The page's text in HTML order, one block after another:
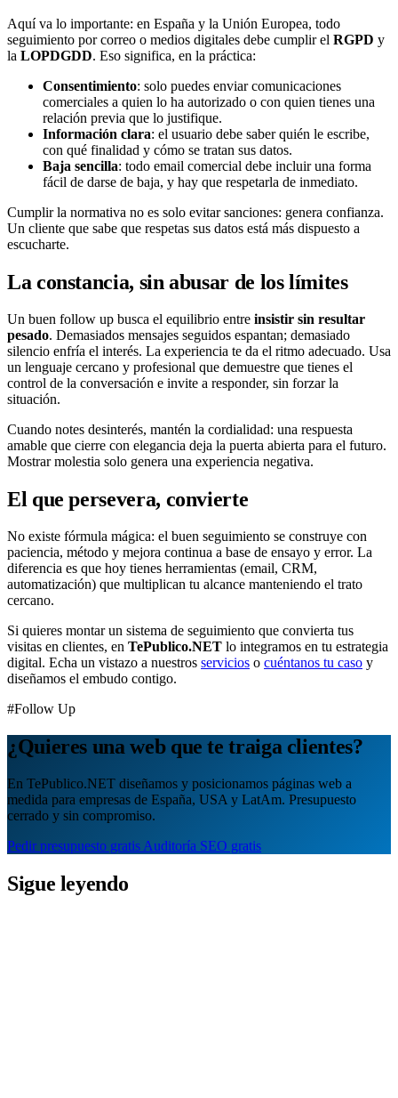
Aquí va lo importante: en España y la Unión Europea, todo
seguimiento por correo o medios digitales debe cumplir el RGPD y
la LOPDGDD. Eso significa, en la práctica:
Consentimiento: solo puedes enviar comunicaciones
comerciales a quien lo ha autorizado o con quien tienes una
relación previa que lo justifique.
Información clara: el usuario debe saber quién le escribe,
con qué finalidad y cómo se tratan sus datos.
Baja sencilla: todo email comercial debe incluir una forma
fácil de darse de baja, y hay que respetarla de inmediato.
Cumplir la normativa no es solo evitar sanciones: genera confianza.
Un cliente que sabe que respetas sus datos está más dispuesto a
escucharte.
La constancia, sin abusar de los límites
Un buen follow up busca el equilibrio entre insistir sin resultar
pesado. Demasiados mensajes seguidos espantan; demasiado
silencio enfría el interés. La experiencia te da el ritmo adecuado. Usa
un lenguaje cercano y profesional que demuestre que tienes el
control de la conversación e invite a responder, sin forzar la
situación.
Cuando notes desinterés, mantén la cordialidad: una respuesta
amable que cierre con elegancia deja la puerta abierta para el futuro.
Mostrar molestia solo genera una experiencia negativa.
El que persevera, convierte
No existe fórmula mágica: el buen seguimiento se construye con
paciencia, método y mejora continua a base de ensayo y error. La
diferencia es que hoy tienes herramientas (email, CRM,
automatización) que multiplican tu alcance manteniendo el trato
cercano.
Si quieres montar un sistema de seguimiento que convierta tus
visitas en clientes, en TePublico.NET lo integramos en tu estrategia
digital. Echa un vistazo a nuestros servicios o cuéntanos tu caso y
diseñamos el embudo contigo.
#Follow Up
¿Quieres una web que te traiga clientes?
En TePublico.NET diseñamos y posicionamos páginas web a
medida para empresas de España, USA y LatAm. Presupuesto
cerrado y sin compromiso.
Pedir presupuesto gratis Auditoría SEO gratis
Sigue leyendo